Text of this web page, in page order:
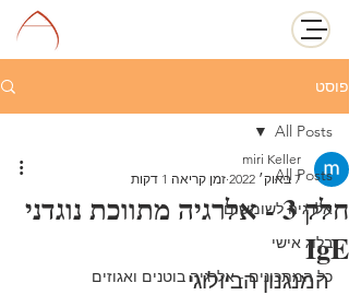
פוסט
All Posts
אלרגיה לשומשום
בלוג אישי
כל המתכונים - אלרגיה בוטנים ואגוזים
All Posts
חלק 3 - אלרגיה מתווכת נוגדני
IgE
miri Keller
7 באוק׳ 2022
זמן קריאה 1 דקות
המנגנון הביולוגי